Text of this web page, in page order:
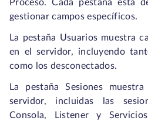
Proceso. Cada pestaña está
gestionar campos específicos.
La pestaña Usuarios muestra
en el servidor, incluyendo
como los desconectados.
La pestaña Sesiones
servidor, incluidas las
Consola, Listener y